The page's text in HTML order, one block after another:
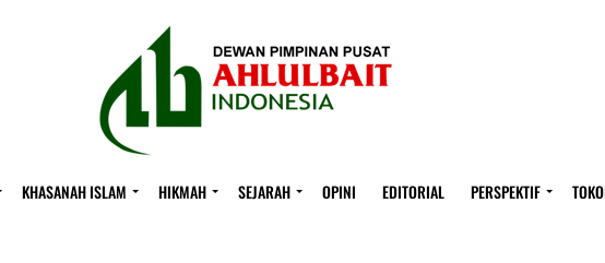
KHASANAH ISLAM HIKMAH SEJARAH OPINI EDITORIAL PERSPEKTIF